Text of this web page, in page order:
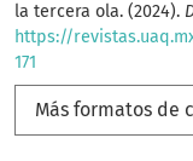
la tercera ola. (2024).
https://
171
Más formatos de